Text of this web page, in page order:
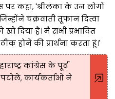
पर कहा, 'श्रीलंका के उन लोगों
चक्रवाती तूफान दित्वा
दिया है। मैं सभी प्रभावित
होने की प्रार्थना करता हूं।'
कांग्रेस के पूर्व
कार्यकर्ताओं ने